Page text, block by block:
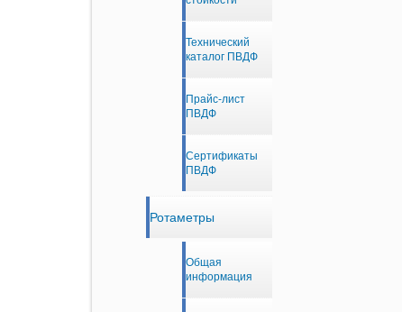
Технический
каталог ПВДФ
Прайс-лист
ПВДФ
Сертификаты
ПВДФ
Ротаметры
Общая
информация